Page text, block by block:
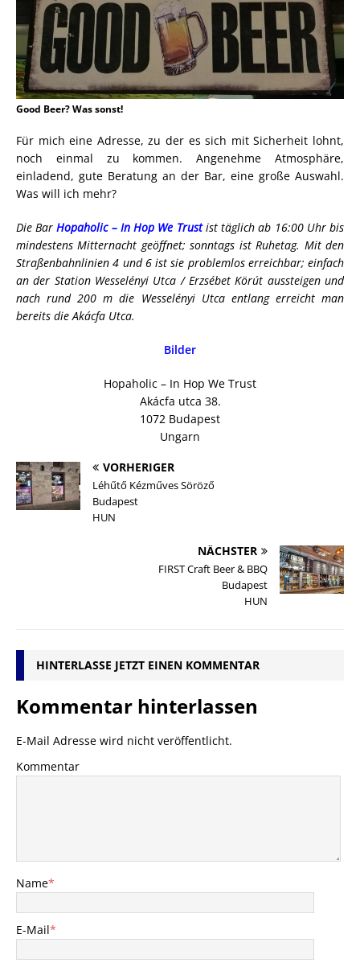
Good Beer? Was sonst!
Für mich eine Adresse, zu der es sich mit Sicherheit lohnt,
noch einmal zu kommen. Angenehme Atmosphäre,
einladend, gute Beratung an der Bar, eine große Auswahl.
Was will ich mehr?
Die BarHopaholic – In Hop We Trustist täglich ab 16:00 Uhr bis
mindestens Mitternacht geöffnet; sonntags ist Ruhetag. Mit den
Straßenbahnlinien 4 und 6 ist sie problemlos erreichbar; einfach
an der Station Wesselényi Utca / Erzsébet Körút aussteigen und
nach rund 200 m die Wesselényi Utca entlang erreicht man
bereits die Akácfa Utca.
Bilder
Hopaholic – In Hop We Trust
Akácfa utca 38.
1072 Budapest
Ungarn
VORHERIGER
Léhűtő Kézműves Söröző
Budapest
HUN
NÄCHSTER
FIRST Craft Beer & BBQ
Budapest
HUN
HINTERLASSE JETZT EINEN KOMMENTAR
Kommentar hinterlassen
E-Mail Adresse wird nicht veröffentlicht.
Kommentar
Name*
E-Mail*